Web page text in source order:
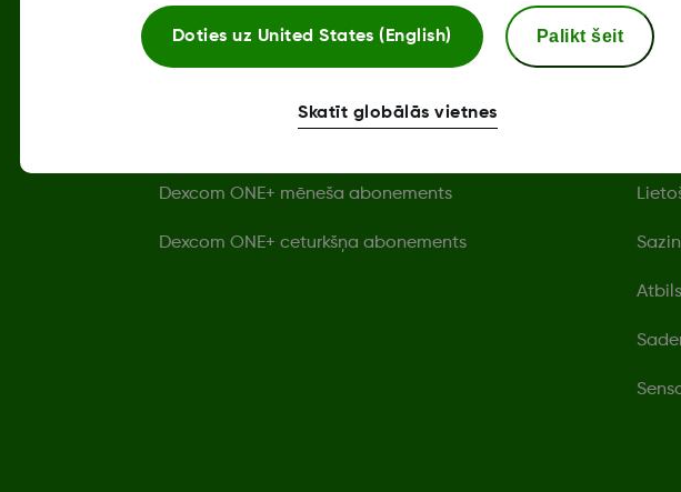
Dexcom ONE+ veikals
Dexcom ONE+ mēneša abonements
Dexcom ONE+ ceturkšņa abonements
Doties uz United States (English) Palikt šeit
Skatīt globālās vietnes